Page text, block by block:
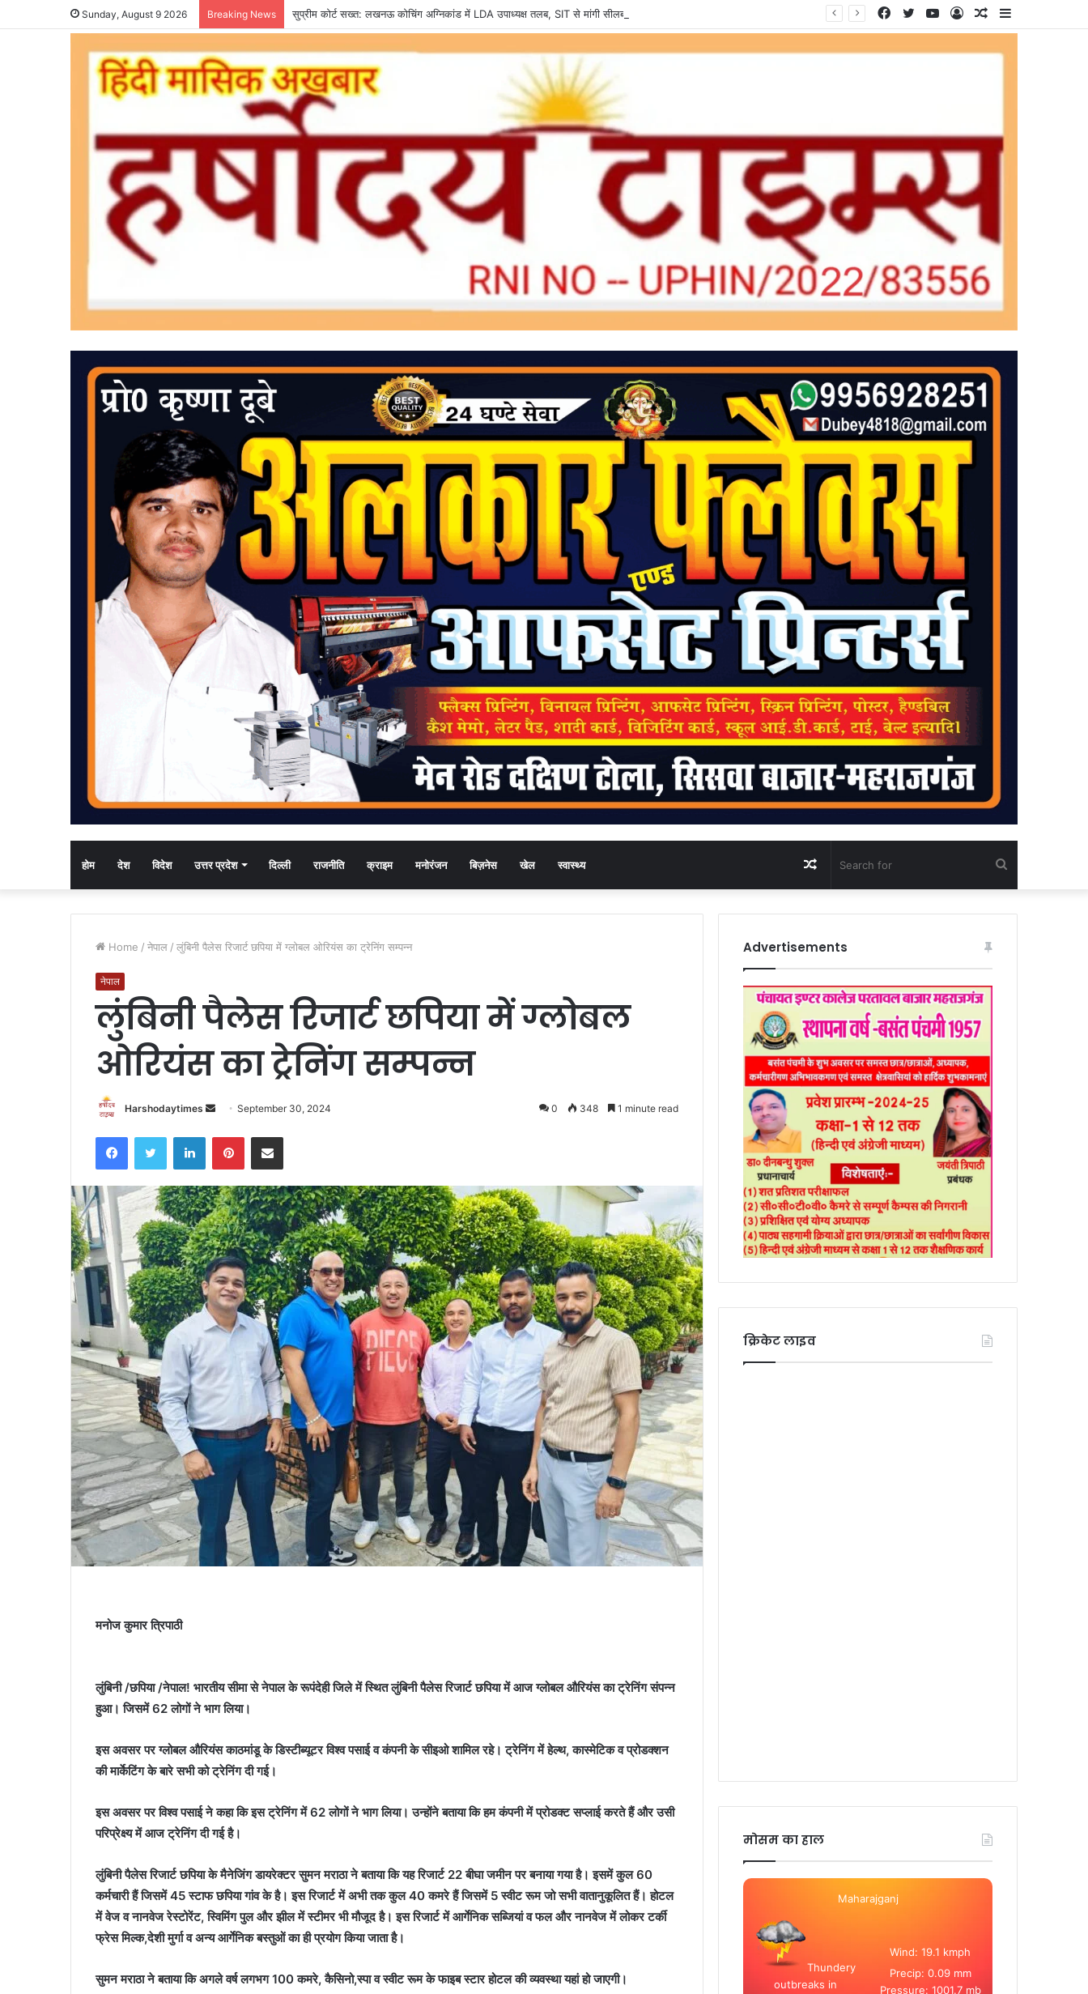
Sunday, August 9 2026 Breaking News सुप्रीम कोर्ट सख्त: लखनऊ कोचिंग अग्निकांड में LDA उपाध्यक्ष तलब, SIT से मांगी सीलबंद रिपोर्ट Sidebar
Random
Log
YouTube
Twitter
Facebook
होम देश विदेश उत्तर प्रदेश दिल्ली राजनीति क्राइम मनोरंजन बिज़नेस खेल स्वास्थ्य
for
Random
Article
Home / नेपाल / लुंबिनी पैलेस रिजार्ट छपिया में ग्लोबल ओरियंस का ट्रेनिंग सम्पन्न
नेपाल
लुंबिनी पैलेस रिजार्ट छपिया में ग्लोबल
ओरियंस का ट्रेनिंग सम्पन्न
Harshodaytimes
Send
email
September 30, 2024 0 348 1 minute read
FacebookTwitter LinkedInPinterestShare via Email
मनोज कुमार त्रिपाठी
लुंबिनी /छपिया /नेपाल! भारतीय सीमा से नेपाल के रूपंदेही जिले में स्थित लुंबिनी पैलेस रिजार्ट छपिया में आज ग्लोबल औरियंस का ट्रेनिंग संपन्न
हुआ। जिसमें 62 लोगों ने भाग लिया।
इस अवसर पर ग्लोबल औरियंस काठमांडू के डिस्टीब्यूटर विश्व पसाई व कंपनी के सीइओ शामिल रहे। ट्रेनिंग में हेल्थ, कास्मेटिक व प्रोडक्शन
की मार्केटिंग के बारे सभी को ट्रेनिंग दी गई।
इस अवसर पर विश्व पसाई ने कहा कि इस ट्रेनिंग में 62 लोगों ने भाग लिया। उन्होंने बताया कि हम कंपनी में प्रोडक्ट सप्लाई करते हैं और उसी
परिप्रेक्ष्य में आज ट्रेनिंग दी गई है।
लुंबिनी पैलेस रिजार्ट छपिया के मैनेजिंग डायरेक्टर सुमन मराठा ने बताया कि यह रिजार्ट 22 बीघा जमीन पर बनाया गया है। इसमें कुल 60
कर्मचारी हैं जिसमें 45 स्टाफ छपिया गांव के है। इस रिजार्ट में अभी तक कुल 40 कमरे हैं जिसमें 5 स्वीट रूम जो सभी वातानुकूलित हैं। होटल
में वेज व नानवेज रेस्टोरेंट, स्विमिंग पुल और झील में स्टीमर भी मौजूद है। इस रिजार्ट में आर्गेनिक सब्जियां व फल और नानवेज में लोकर टर्की
फ्रेस मिल्क,देशी मुर्गा व अन्य आर्गेनिक बस्तुओं का ही प्रयोग किया जाता है।
सुमन मराठा ने बताया कि अगले वर्ष लगभग 100 कमरे, कैसिनो,स्पा व स्वीट रूम के फाइब स्टार होटल की व्यवस्था यहां हो जाएगी।
Advertisements
क्रिकेट लाइव
मोसम का हाल
Maharajganj
Thundery
outbreaks in
Wind: 19.1 kmph
Precip: 0.09 mm
Pressure: 1001.7 mb